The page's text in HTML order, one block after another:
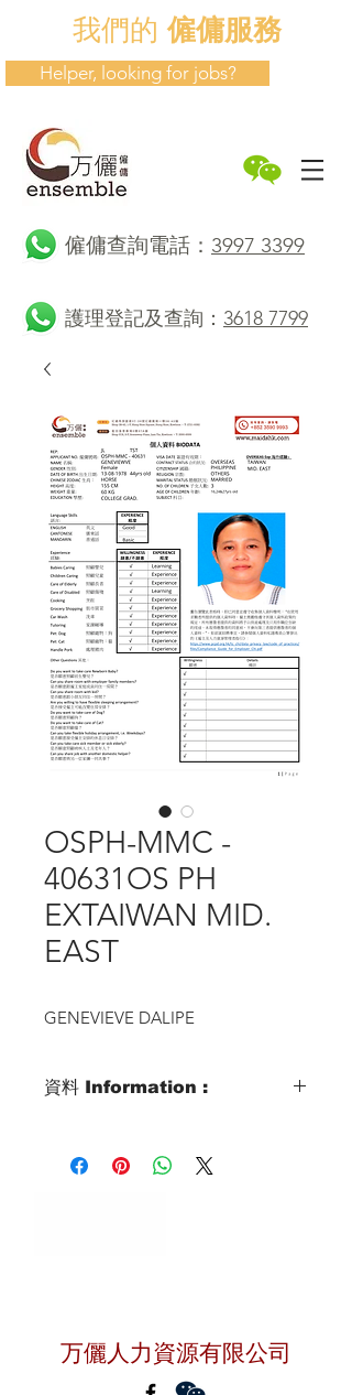
我們的僱傭服務
Helper, looking for jobs?
​僱傭查詢電話： 3997 3399
護理登記及查詢： 3618 7799
OSPH-MMC -
40631OS PH
EXTAIWAN MID.
EAST
GENEVIEVE DALIPE
資料 Information :
DOMESTIC HELPER
Age歲數 :
Marital Status 婚姻：
MARRIED with 3kids
(16,24&27yrs old)
万儷人力資源有限公司